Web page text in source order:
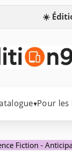
☀️
▾Pour
Fiction -